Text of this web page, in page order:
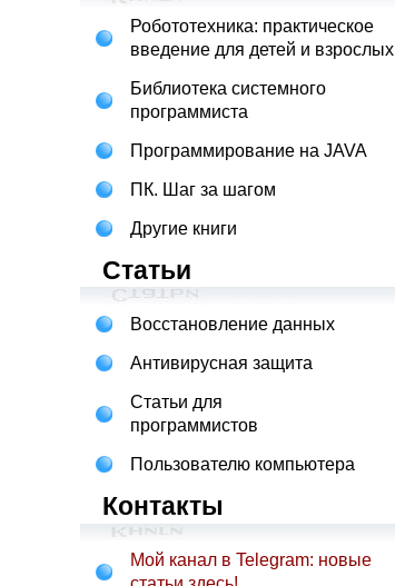
Робототехника: практическое
введение для детей и взрослых
Библиотека системного
программиста
Программирование на JAVA
ПК. Шаг за шагом
Другие книги
Статьи
Восстановление данных
Антивирусная защита
Статьи для
программистов
Пользователю компьютера
Контакты
Мой канал в Telegram: новые